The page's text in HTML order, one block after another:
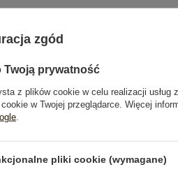
zgód
Twoją prywatność
z plików cookie w celu realizacji usług
w Twojej przeglądarce. Więcej
pliki cookie (wymagane)